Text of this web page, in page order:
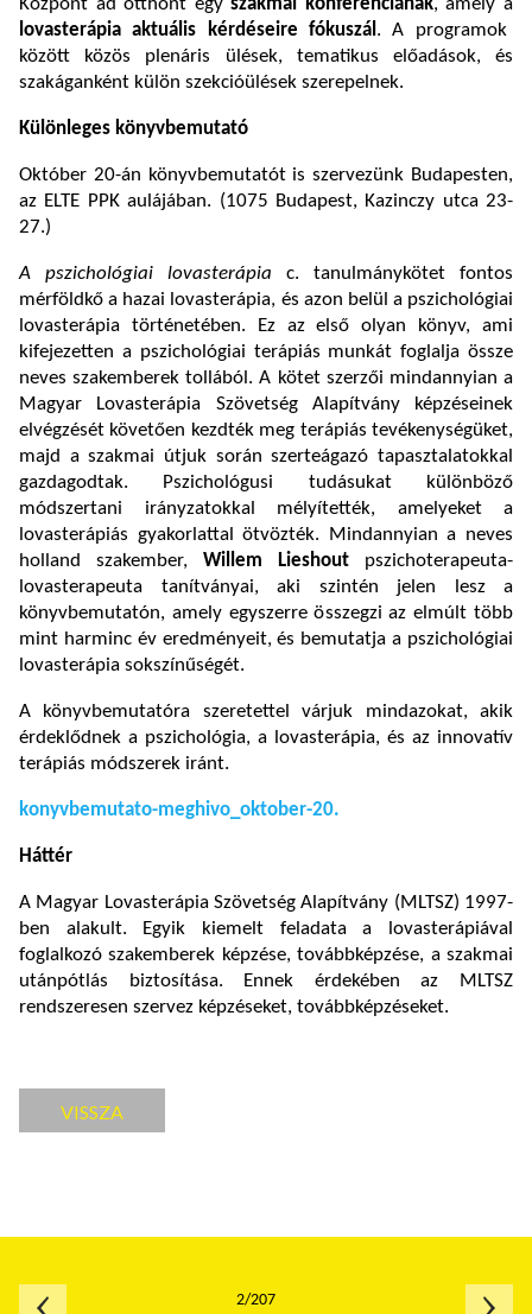
Központ ad otthont egyszakmai konferenciának, amely a
lovasterápia aktuális kérdéseire fókuszál. A programok
között közös plenáris ülések, tematikus előadások, és
szakáganként külön szekcióülések szerepelnek.
Különleges könyvbemutató
Október 20-án könyvbemutatót is szervezünk Budapesten,
az ELTE PPK aulájában. (1075 Budapest, Kazinczy utca 23-
27.)
A pszichológiai lovasterápia c. tanulmánykötet fontos
mérföldkő a hazai lovasterápia, és azon belül a pszichológiai
lovasterápia történetében. Ez az első olyan könyv, ami
kifejezetten a pszichológiai terápiás munkát foglalja össze
neves szakemberek tollából. A kötet szerzői mindannyian a
Magyar Lovasterápia Szövetség Alapítvány képzéseinek
elvégzését követően kezdték meg terápiás tevékenységüket,
majd a szakmai útjuk során szerteágazó tapasztalatokkal
gazdagodtak. Pszichológusi tudásukat különböző
módszertani irányzatokkal mélyítették, amelyeket a
lovasterápiás gyakorlattal ötvözték. Mindannyian a neves
holland szakember, Willem Lieshout pszichoterapeuta-
lovasterapeuta tanítványai, aki szintén jelen lesz a
könyvbemutatón, amely egyszerre összegzi az elmúlt több
mint harminc év eredményeit, és bemutatja a pszichológiai
lovasterápia sokszínűségét.
A könyvbemutatóra szeretettel várjuk mindazokat, akik
érdeklődnek a pszichológia, a lovasterápia, és az innovatív
terápiás módszerek iránt.
konyvbemutato-meghivo_oktober-20.
Háttér
A Magyar Lovasterápia Szövetség Alapítvány (MLTSZ) 1997-
ben alakult. Egyik kiemelt feladata a lovasterápiával
foglalkozó szakemberek képzése, továbbképzése, a szakmai
utánpótlás biztosítása. Ennek érdekében az MLTSZ
rendszeresen szervez képzéseket, továbbképzéseket.
VISSZA
2/207